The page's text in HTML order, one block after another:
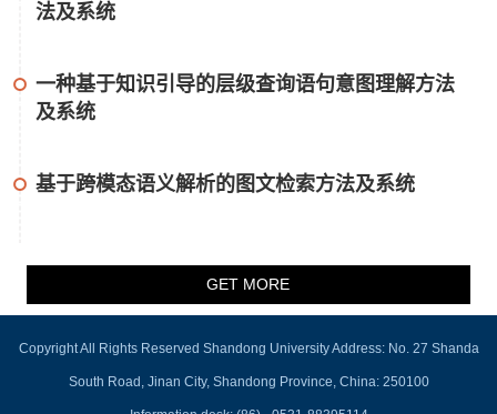
法及系统
一种基于知识引导的层级查询语句意图理解方法
及系统
基于跨模态语义解析的图文检索方法及系统
GET MORE
Copyright All Rights Reserved Shandong University Address: No. 27 Shanda
South Road, Jinan City, Shandong Province, China: 250100